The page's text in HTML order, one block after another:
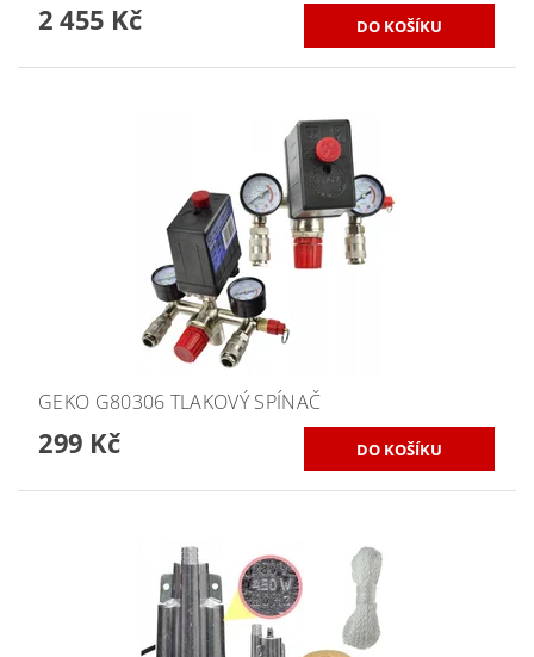
2 455 Kč
GEKO G80306 TLAKOVÝ SPÍNAČ
299 Kč